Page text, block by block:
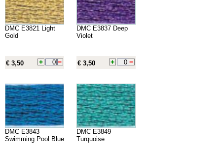
DMC E3821 Light
Gold
€ 3,50
DMC E3837 Deep
Violet
€ 3,50
DMC E3843
Swimming Pool Blue
DMC E3849
Turquoise